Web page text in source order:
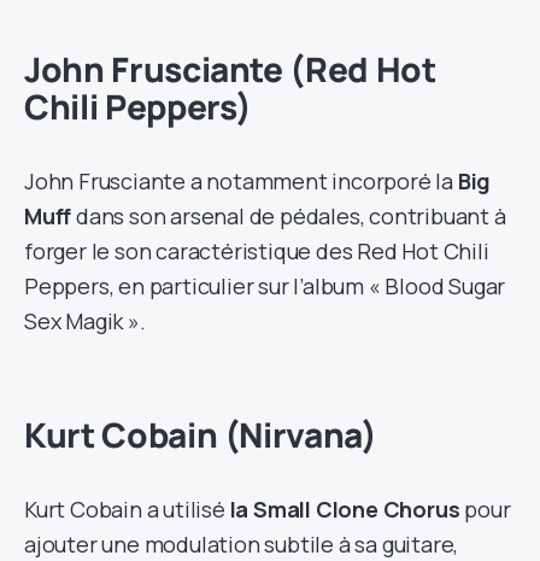
John Frusciante (Red Hot
Chili Peppers)
John Frusciante a notamment incorporé la Big
Muffdans son arsenal de pédales, contribuant à
forger le son caractéristique des Red Hot Chili
Peppers, en particulier sur l’album « Blood Sugar
Sex Magik ».
Kurt Cobain (Nirvana)
Kurt Cobain a utilisé la Small Clone Chorus pour
ajouter une modulation subtile à sa guitare,